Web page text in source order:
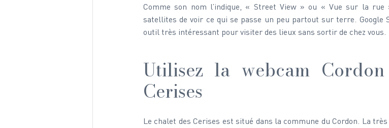
Comme son nom l’indique, « Street View » ou « Vue sur la rue
satellites de voir ce qui se passe un peu partout sur terre. Google
outil très intéressant pour visiter des lieux sans sortir de chez vous.
Utilisez la webcam
Cerises
Le chalet des Cerises est situé dans la commune du Cordon. La